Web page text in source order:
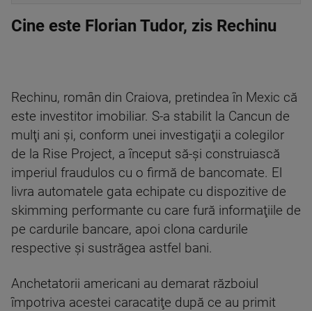
Cine este Florian Tudor, zis Rechinu
Rechinu, român din Craiova, pretindea în Mexic că
este investitor imobiliar. S-a stabilit la Cancun de
mulţi ani şi, conform unei investigaţii a colegilor
de la Rise Project, a început să-şi construiască
imperiul fraudulos cu o firmă de bancomate. El
livra automatele gata echipate cu dispozitive de
skimming performante cu care fură informaţiile de
pe cardurile bancare, apoi clona cardurile
respective şi sustrăgea astfel bani.
Anchetatorii americani au demarat războiul
împotriva acestei caracatiţe după ce au primit